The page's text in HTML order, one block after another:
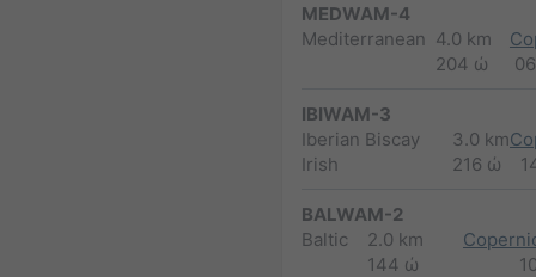
MEDWAM-4
Mediterranean 4.0 km
204 ώ
IBIWAM-3
Iberian Biscay
Irish
3.0 km
216 ώ
BALWAM-2
Baltic
2.0 km
144 ώ